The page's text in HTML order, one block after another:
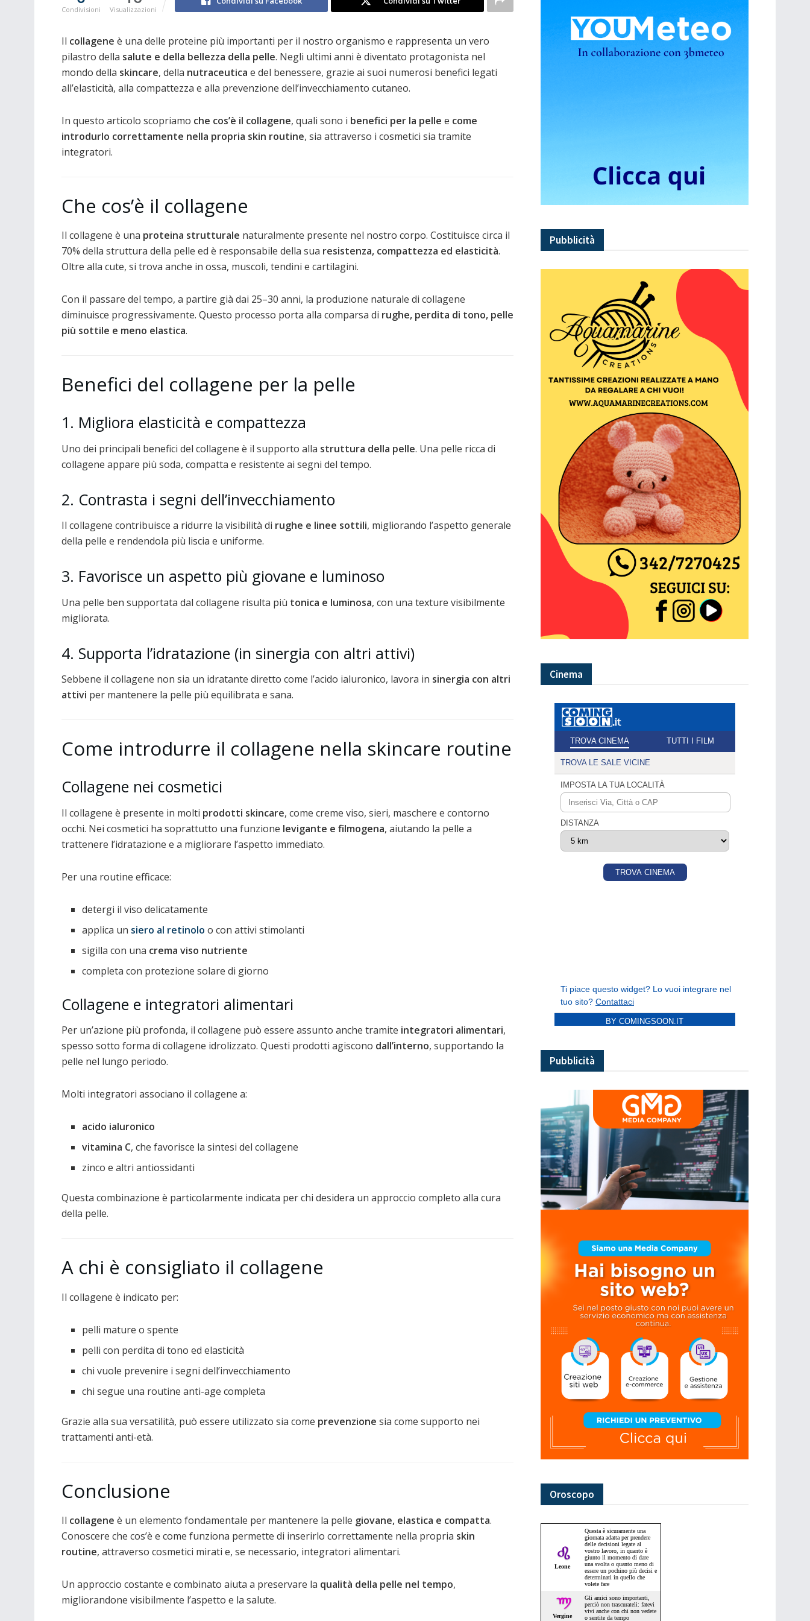
Condivisioni Visualizzazioni
Il collagene è una delle proteine più importanti per il nostro organismo e rappresenta un vero
pilastro della salute e della bellezza della pelle. Negli ultimi anni è diventato protagonista nel
mondo della skincare, della nutraceutica e del benessere, grazie ai suoi numerosi benefici legati
all’elasticità, alla compattezza e alla prevenzione dell’invecchiamento cutaneo.
In questo articolo scopriamo che cos’è il collagene, quali sono i benefici per la pelle e come
introdurlo correttamente nella propria skin routine, sia attraverso i cosmetici sia tramite
integratori.
Che cos’è il collagene
Il collagene è una proteina strutturale naturalmente presente nel nostro corpo. Costituisce circa il
70% della struttura della pelle ed è responsabile della sua resistenza, compattezza ed elasticità.
Oltre alla cute, si trova anche in ossa, muscoli, tendini e cartilagini.
Con il passare del tempo, a partire già dai 25–30 anni, la produzione naturale di collagene
diminuisce progressivamente. Questo processo porta alla comparsa di rughe, perdita di tono, pelle
più sottile e meno elastica.
Benefici del collagene per la pelle
1. Migliora elasticità e compattezza
Uno dei principali benefici del collagene è il supporto alla struttura della pelle. Una pelle ricca di
collagene appare più soda, compatta e resistente ai segni del tempo.
2. Contrasta i segni dell’invecchiamento
Il collagene contribuisce a ridurre la visibilità di rughe e linee sottili, migliorando l’aspetto generale
della pelle e rendendola più liscia e uniforme.
3. Favorisce un aspetto più giovane e luminoso
Una pelle ben supportata dal collagene risulta più tonica e luminosa, con una texture visibilmente
migliorata.
4. Supporta l’idratazione (in sinergia con altri attivi)
Sebbene il collagene non sia un idratante diretto come l’acido ialuronico, lavora in sinergia con altri
attivi per mantenere la pelle più equilibrata e sana.
Come introdurre il collagene nella skincare routine
Collagene nei cosmetici
Il collagene è presente in molti prodotti skincare, come creme viso, sieri, maschere e contorno
occhi. Nei cosmetici ha soprattutto una funzione levigante e filmogena, aiutando la pelle a
trattenere l’idratazione e a migliorare l’aspetto immediato.
Per una routine efficace:
detergi il viso delicatamente
applica un siero al retinoloo con attivi stimolanti
sigilla con una crema viso nutriente
completa con protezione solare di giorno
Collagene e integratori alimentari
Per un’azione più profonda, il collagene può essere assunto anche tramite integratori alimentari,
spesso sotto forma di collagene idrolizzato. Questi prodotti agiscono dall’interno, supportando la
pelle nel lungo periodo.
Molti integratori associano il collagene a:
acido ialuronico
vitamina C, che favorisce la sintesi del collagene
zinco e altri antiossidanti
Questa combinazione è particolarmente indicata per chi desidera un approccio completo alla cura
della pelle.
A chi è consigliato il collagene
Il collagene è indicato per:
pelli mature o spente
pelli con perdita di tono ed elasticità
chi vuole prevenire i segni dell’invecchiamento
chi segue una routine anti-age completa
Grazie alla sua versatilità, può essere utilizzato sia come prevenzione sia come supporto nei
trattamenti anti-età.
Conclusione
Il collagene è un elemento fondamentale per mantenere la pelle giovane, elastica e compatta.
Conoscere che cos’è e come funziona permette di inserirlo correttamente nella propria skin
routine, attraverso cosmetici mirati e, se necessario, integratori alimentari.
Un approccio costante e combinato aiuta a preservare la qualità della pelle nel tempo,
migliorandone visibilmente l’aspetto e la salute.
Pubblicità
Cinema
BY COMINGSOON.IT
Pubblicità
Oroscopo